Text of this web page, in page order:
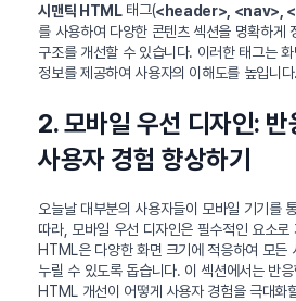
시맨틱 HTML 태그(<header>, <nav>,
를 사용하여 다양한 콘텐츠 섹션을 명확하게
구조를 개선할 수 있습니다. 이러한 태그는
정보를 제공하여 사용자의 이해도를 높입니다.
2. 모바일 우선 디자인:
사용자 경험 향상하기
오늘날 대부분의 사용자들이 모바일 기기를
따라, 모바일 우선 디자인은 필수적인 요소로
HTML은 다양한 화면 크기에 적응하여 모든
누릴 수 있도록 돕습니다. 이 섹션에서는 반
HTML 개선이 어떻게 사용자 경험을 극대화